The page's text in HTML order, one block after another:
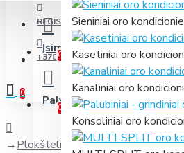
Įsimintini Jūsų prekių sąrašas
0
PalygintiPrekių palyginimas
0
Sieniniai oro
Kasetiniai oro
Kanaliniai oro
Konsoliniai oro
REGISTRUOTIS
+370 631 61866
0
Plokštelinis Samsung ERV